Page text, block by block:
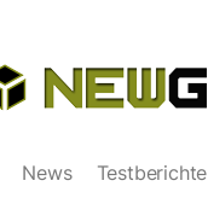
News Testberichte